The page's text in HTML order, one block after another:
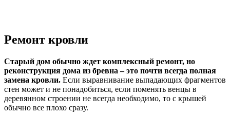
Ремонт кровли
Старый дом обычно ждет комплексный ремонт, но
реконструкция дома из бревна – это почти всегда полная
замена кровли. Если выравнивание выпадающих фрагментов
стен может и не понадобиться, если поменять венцы в
деревянном строении не всегда необходимо, то с крышей
обычно все плохо сразу.